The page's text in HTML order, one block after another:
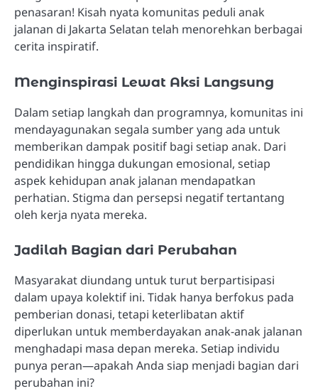
penasaran! Kisah nyata komunitas peduli anak
jalanan di Jakarta Selatan telah menorehkan berbagai
cerita inspiratif.
Menginspirasi Lewat Aksi Langsung
Dalam setiap langkah dan programnya, komunitas ini
mendayagunakan segala sumber yang ada untuk
memberikan dampak positif bagi setiap anak. Dari
pendidikan hingga dukungan emosional, setiap
aspek kehidupan anak jalanan mendapatkan
perhatian. Stigma dan persepsi negatif tertantang
oleh kerja nyata mereka.
Jadilah Bagian dari Perubahan
Masyarakat diundang untuk turut berpartisipasi
dalam upaya kolektif ini. Tidak hanya berfokus pada
pemberian donasi, tetapi keterlibatan aktif
diperlukan untuk memberdayakan anak-anak jalanan
menghadapi masa depan mereka. Setiap individu
punya peran—apakah Anda siap menjadi bagian dari
perubahan ini?